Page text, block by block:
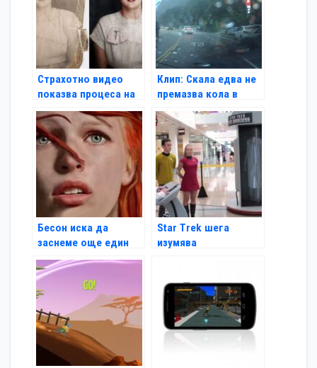
Страхотно видео
показва процеса на
оцветяване на
снимка
Клип: Скала едва не
премазва кола в
Тайван
Бесон иска да
заснеме още един
филм като Fifth
Element
Star Trek шега
изумява